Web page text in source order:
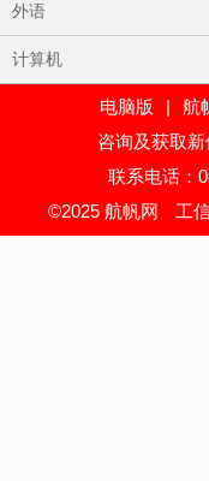
外语
计算机
电脑版 | 航
咨询及获取
联系电话：
©2025 航帆网
工